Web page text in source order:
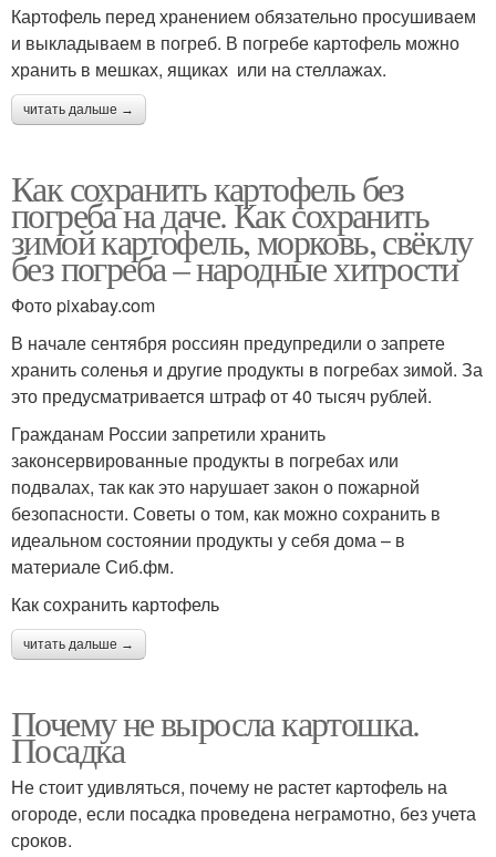
Картофель перед хранением обязательно просушиваем
и выкладываем в погреб. В погребе картофель можно
хранить в мешках, ящиках или на стеллажах.
читать дальше →
Как сохранить картофель без
погреба на даче. Как сохранить
зимой картофель, морковь, свёклу
без погреба – народные хитрости
Фото pixabay.com
В начале сентября россиян предупредили о запрете
хранить соленья и другие продукты в погребах зимой. За
это предусматривается штраф от 40 тысяч рублей.
Гражданам России запретили хранить
законсервированные продукты в погребах или
подвалах, так как это нарушает закон о пожарной
безопасности. Советы о том, как можно сохранить в
идеальном состоянии продукты у себя дома – в
материале Сиб.фм.
Как сохранить картофель
читать дальше →
Почему не выросла картошка.
Посадка
Не стоит удивляться, почему не растет картофель на
огороде, если посадка проведена неграмотно, без учета
сроков.